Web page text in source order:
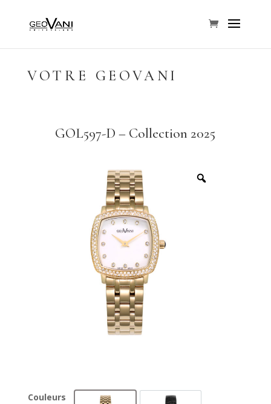
VOTRE GEOVANI
GOL597-D – Collection 2025
Couleurs